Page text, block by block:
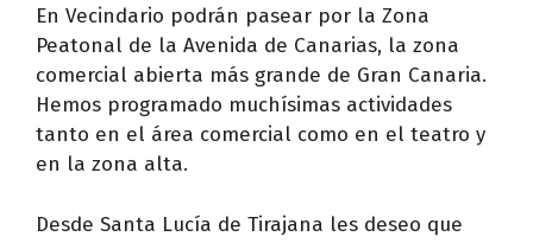
En Vecindario podrán pasear por la Zona
Peatonal de la Avenida de Canarias, la zona
comercial abierta más grande de Gran Canaria.
Hemos programado muchísimas actividades
tanto en el área comercial como en el teatro y
en la zona alta.
Desde Santa Lucía de Tirajana les deseo que